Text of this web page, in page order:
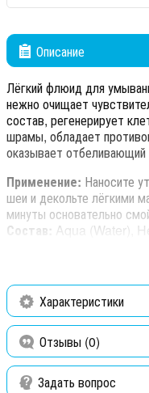
Описание
Лёгкий флюид для
нежно очищает
состав, регенерирует
шрамы, обладает
оказывает
Применение: Наносите
шеи и декольте лёгкими
минуты основательно
Состав: Aqua (Water),
Disodium Cocoyl
Panthenol, Tocopherol,
Glutamate, Potassium
Propylene Glycol,
Pentylene Glycol, Citric
Acrylate Crosspolymer,
Характеристики
Отзывы (0)
Задать вопрос